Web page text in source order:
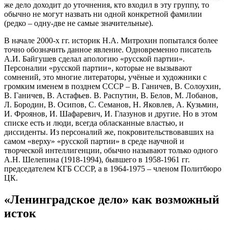
же дело доходит до уточнения, кто входил в эту группу, то
обычно не могут назвать ни одной конкретной фамилии
(редко – одну-две не самые значительные).
В начале 2000-х гг. историк Н.А. Митрохин попытался более
точно обозначить данное явление. Одновременно писатель
А.И. Байгушев сделал апологию «русской партии».
Персоналии «русской партии», которые не вызывают
сомнений, это многие литераторы, учёные и художники с
громким именем в позднем СССР – В. Ганичев, В. Солоухин,
В. Ганичев, В. Астафьев. В. Распутин, В. Белов, М. Лобанов,
Л. Бородин, В. Осипов, С. Семанов, Н. Яковлев, А. Кузьмин,
И. Фроянов, И. Шафаревич, И. Глазунов и другие. Но в этом
списке есть и люди, всегда обласканные властью, и
диссиденты. Из персоналий же, покровительствовавших на
самом «верху» «русской партии» в среде научной и
творческой интеллигенции, обычно называют только одного
А.Н. Шелепина (1918-1994), бывшего в 1958-1961 гг.
председателем КГБ СССР, а в 1964-1975 – членом Политбюро
ЦК.
«Ленинградское дело» как возможный
исток